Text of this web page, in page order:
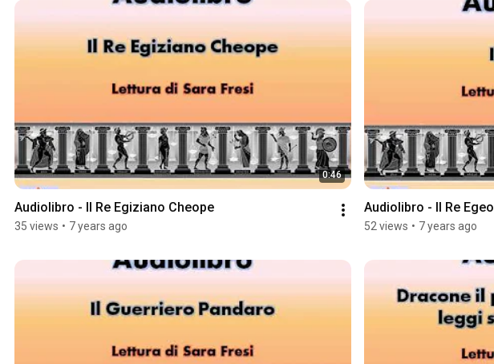
0:46
Audiolibro - Il Re Egiziano Cheope
35 views • 7 years ago
Audiolibro - Il Re Egeo
52 views • 7 years ago